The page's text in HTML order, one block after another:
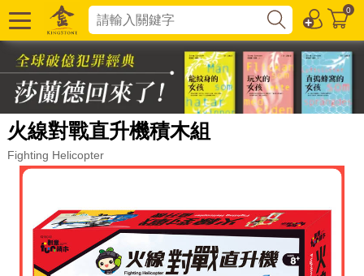
0
火線對戰直升機積木組
Fighting Helicopter